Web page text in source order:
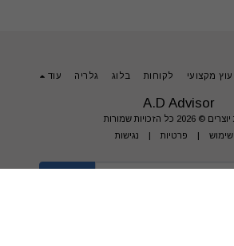
A.D Advisor
2026 כל הזכויות שמורות
שימוש | פרטיות | נגישות
מקצועי לקוחות בלוג גלריה עוד